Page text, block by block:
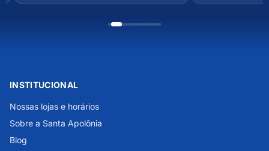
INSTITUCIONAL
Nossas lojas e horários
Sobre a Santa Apolônia
Blog